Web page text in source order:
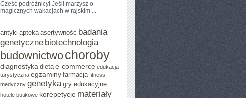
Cześć⁢ podróżnicy! Jeśli marzysz o⁤
magicznych wakacjach w ⁣rajskim ...
antyki apteka asertywność badania
genetyczne biotechnologia
budownictwochoroby
diagnostyka dieta e-commerce edukacja
turystyczna egzaminy farmacja fitness
medyczny genetyka gry edukacyjne
hotele butikowe korepetycje materiały